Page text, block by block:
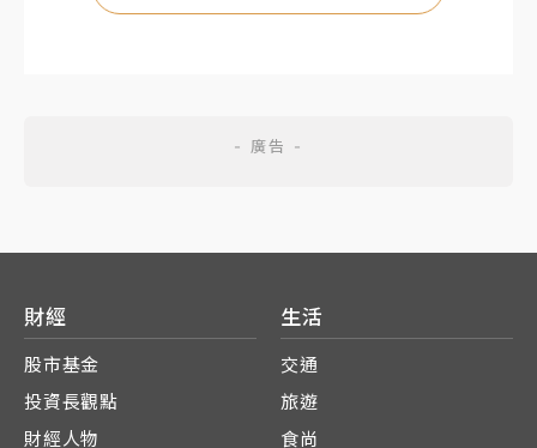
財經
股市基金
投資長觀點
財經人物
生活
交通
旅遊
食尚